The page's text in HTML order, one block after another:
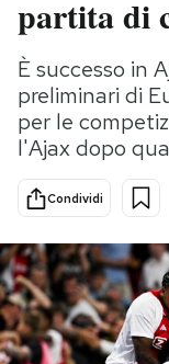
Politica
Tecnologia
Internet
Scienza
Cultura
Economia
PODCAST
partita di
È successo in
preliminari di
per le
l'Ajax dopo
Condividi